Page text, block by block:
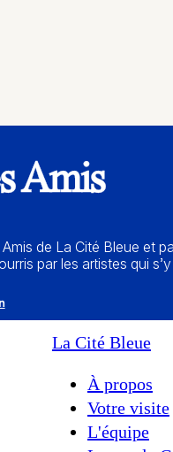
Amis
de La Cité Bleue et
par les artistes qui
La Cité Bleue
À propos
Votre visite
L'équipe